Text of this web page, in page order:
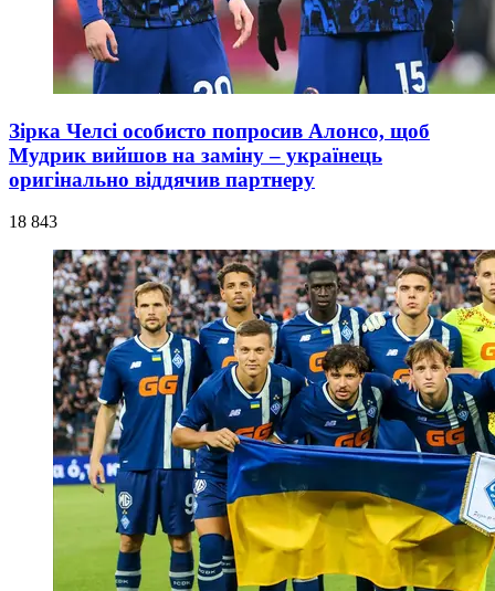
Зірка Челсі особисто попросив Алонсо, щоб
Мудрик вийшов на заміну – українець
оригінально віддячив партнеру
18 843